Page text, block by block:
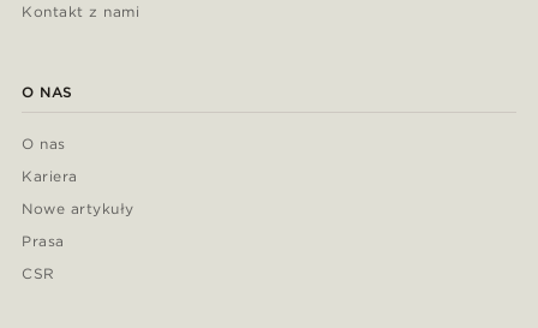
Kontakt z nami
O NAS
O nas
Kariera
Nowe artykuły
Prasa
CSR